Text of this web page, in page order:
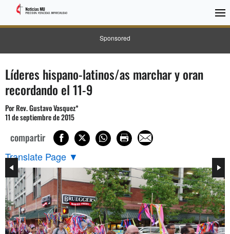
Sponsored
Líderes hispano-latinos/as marchar y oran
recordando el 11-9
Por Rev. Gustavo Vasquez*
11 de septiembre de 2015
compartir
Translate Page ▼